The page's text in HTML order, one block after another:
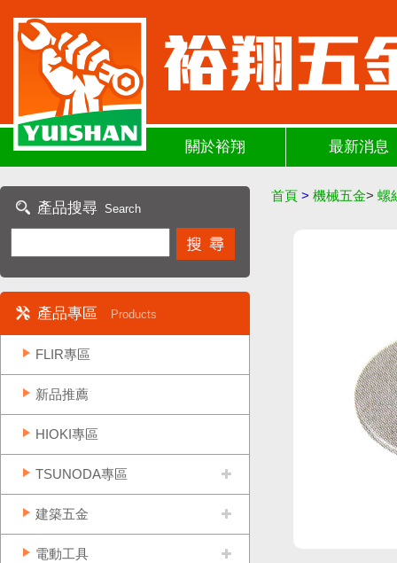
關於裕翔 最新消息
產品搜尋 Search
產品專區 Products
FLIR專區
新品推薦
HIOKI專區
TSUNODA專區
建築五金
電動工具
首頁 > 機械五金> 螺